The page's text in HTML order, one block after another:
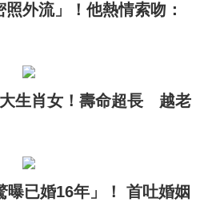
外流」！他熱情索吻：
生肖女！壽命超長 越老
曝已婚16年」！ 首吐婚姻